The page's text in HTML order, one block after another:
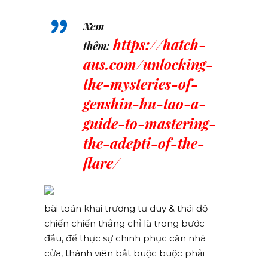
Xem
thêm:https://hatch-
aus.com/unlocking-
the-mysteries-of-
genshin-hu-tao-a-
guide-to-mastering-
the-adepti-of-the-
flare/
bài toán khai trương tư duy & thái độ
chiến chiến thắng chỉ là trong bước
đầu, để thực sự chinh phục căn nhà
cửa, thành viên bắt buộc buộc phải